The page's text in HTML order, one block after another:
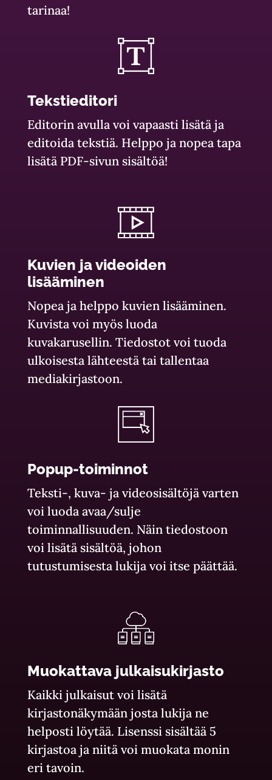
tarinaa!
Tekstieditori
Editorin avulla voi vapaasti lisätä ja
editoida tekstiä. Helppo ja nopea tapa
lisätä PDF-sivun sisältöä!
Kuvien ja videoiden
lisääminen
Nopea ja helppo kuvien lisääminen.
Kuvista voi myös luoda
kuvakarusellin. Tiedostot voi tuoda
ulkoisesta lähteestä tai tallentaa
mediakirjastoon.
Popup-toiminnot
Teksti-, kuva- ja videosisältöjä varten
voi luoda avaa/sulje
toiminnallisuuden. Näin tiedostoon
voi lisätä sisältöä, johon
tutustumisesta lukija voi itse päättää.
Muokattava julkaisukirjasto
Kaikki julkaisut voi lisätä
kirjastonäkymään josta lukija ne
helposti löytää. Lisenssi sisältää 5
kirjastoa ja niitä voi muokata monin
eri tavoin.